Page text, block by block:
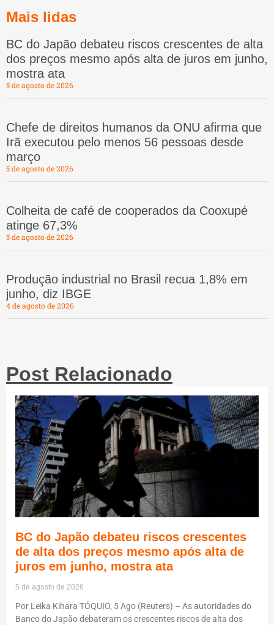
Mais lidas
BC do Japão debateu riscos crescentes de alta
dos preços mesmo após alta de juros em junho,
mostra ata
5 de agosto de 2026
Chefe de direitos humanos da ONU afirma que
Irã executou pelo menos 56 pessoas desde
março
5 de agosto de 2026
Colheita de café de cooperados da Cooxupé
atinge 67,3%
5 de agosto de 2026
Produção industrial no Brasil recua 1,8% em
junho, diz IBGE
4 de agosto de 2026
Post Relacionado
BC do Japão debateu riscos crescentes
de alta dos preços mesmo após alta de
juros em junho, mostra ata
5 de agosto de 2026
Por Leika Kihara TÓQUIO, 5 Ago (Reuters) – As autoridades do
Banco do Japão debateram os crescentes riscos de alta dos